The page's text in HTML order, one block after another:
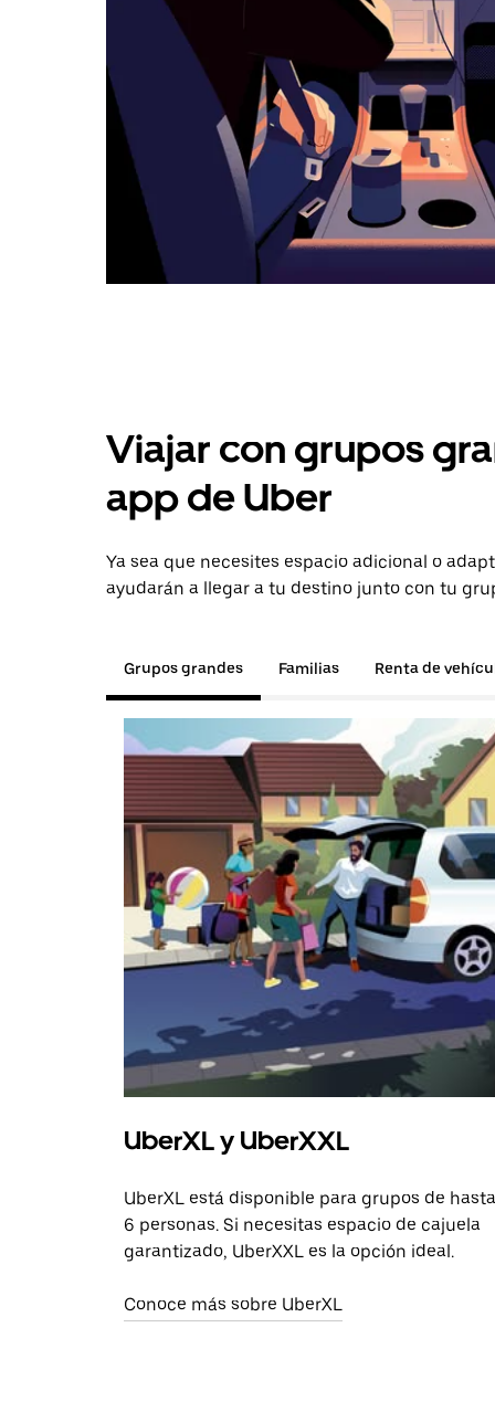
Viajar con grupos
app de Uber
Ya sea que necesites espacio adicional o
ayudarán a llegar a tu destino junto con tu
Grupos grandes Familias Renta de
UberXL y UberXXL
UberXL está disponible para grupos de hasta
6 personas. Si necesitas espacio de cajuela
garantizado, UberXXL es la opción ideal.
Conoce más sobre UberXL